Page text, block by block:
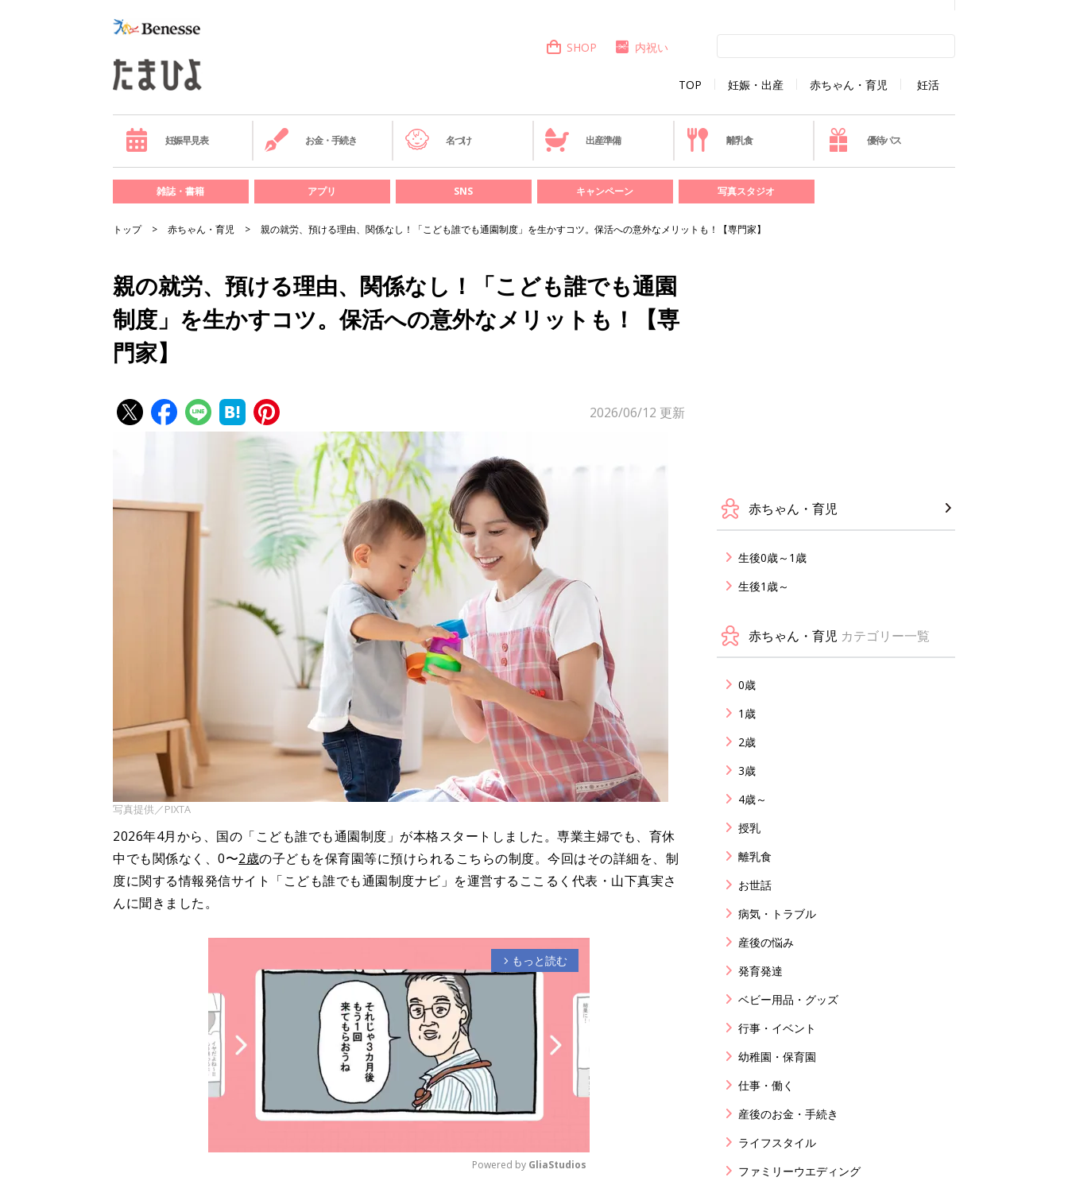
TOP 妊娠・出産 赤ちゃん・育児 妊活
SHOP 内祝い
妊娠早見表 お金・手続き 名づけ 出産準備 離乳食 優待パス
雑誌・書籍 アプリ SNS キャンペーン 写真スタジオ
トップ 赤ちゃん・育児 親の就労、預ける理由、関係なし！「こども誰でも通園制度」を生かすコツ。保活への意外なメリットも！【専門家】
親の就労、預ける理由、関係なし！「こども誰でも通園
制度」を生かすコツ。保活への意外なメリットも！【専
門家】
2026/06/12 更新
写真提供／PIXTA
2026年4月から、国の「こども誰でも通園制度」が本格スタートしました。専業主婦でも、育休
中でも関係なく、0〜2歳の子どもを保育園等に預けられるこちらの制度。今回はその詳細を、制
度に関する情報発信サイト「こども誰でも通園制度ナビ」を運営するここるく代表・山下真実さ
んに聞きました。
arrow_forward_ios もっと読む
Powered by GliaStudios
赤ちゃん・育児
生後0歳～1歳
生後1歳～
赤ちゃん・育児 カテゴリー一覧
0歳
1歳
2歳
3歳
4歳～
授乳
離乳食
お世話
病気・トラブル
産後の悩み
発育発達
ベビー用品・グッズ
行事・イベント
幼稚園・保育園
仕事・働く
産後のお金・手続き
ライフスタイル
ファミリーウエディング